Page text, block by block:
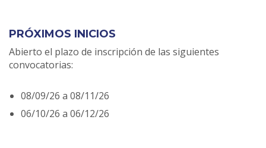
PRÓXIMOS INICIOS
Abierto el plazo de inscripción de las siguientes
convocatorias:
08/09/26 a 08/11/26
06/10/26 a 06/12/26